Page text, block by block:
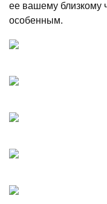
ее вашему близкому
особенным.